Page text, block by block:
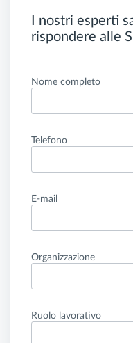
I nostri esperti
rispondere alle
Nome completo
Telefono
E-mail
Organizzazione
Ruolo lavorativo